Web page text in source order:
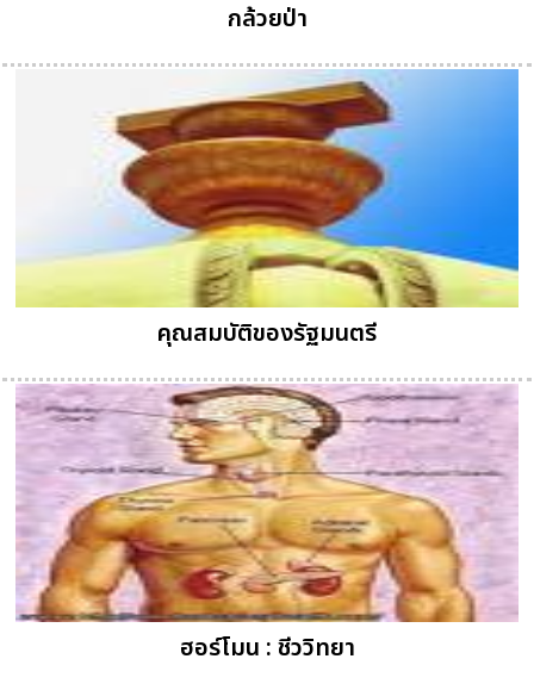
กล้วยป่า
คุณสมบัติของรัฐมนตรี
ฮอร์โมน : ชีววิทยา